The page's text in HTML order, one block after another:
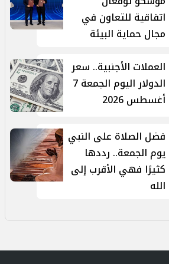
اتفاقية للتعاون في
مجال حماية البيئة
العملات الأجنبية.. سعر
الدولار اليوم الجمعة 7
أغسطس 2026
فضل الصلاة على النبي
يوم الجمعة.. رددها
كثيرًا فهي الأقرب إلى
الله